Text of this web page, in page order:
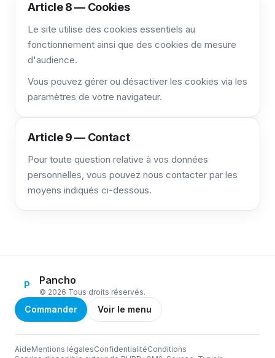
Article 8 — Cookies
Le site utilise des cookies essentiels au
fonctionnement ainsi que des cookies de mesure
d'audience.
Vous pouvez gérer ou désactiver les cookies via les
paramètres de votre navigateur.
Article 9 — Contact
Pour toute question relative à vos données
personnelles, vous pouvez nous contacter par les
moyens indiqués ci-dessous.
P Pancho
© 2026 Tous droits réservés.
Commander Voir le menu
AideMentions légalesConfidentialitéConditions